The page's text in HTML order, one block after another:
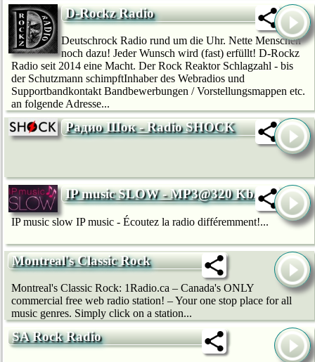
D-Rockz Radio
Deutschrock Radio rund um die Uhr. Nette Menschen
noch dazu! Jeder Wunsch wird (fast) erfüllt! D-Rockz
Radio seit 2014 eine Macht. Der Rock Reaktor Schlagzahl - bis
der Schutzmann schimpftInhaber des Webradios und
Supportbandkontakt Bandbewerbungen / Vorstellungsmappen etc.
an folgende Adresse...
Радио Шок - Radio SHOCK
IP music SLOW - MP3@320 Kb/s
IP music slow IP music - Écoutez la radio différemment!...
Montreal's Classic Rock
Montreal's Classic Rock: 1Radio.ca – Canada's ONLY
commercial free web radio station! – Your one stop place for all
music genres. Simply click on a station...
SA Rock Radio